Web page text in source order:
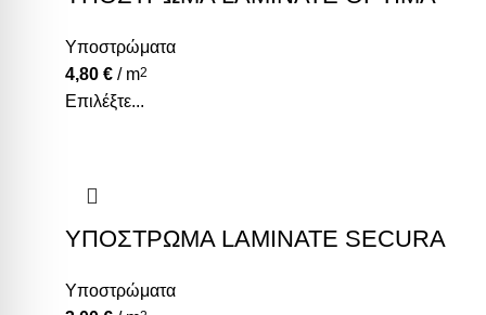
Υποστρώματα
4,80 € / m2
Επιλέξτε...
ΥΠΟΣΤΡΩΜΑ LAMINATE SECURA
Υποστρώματα